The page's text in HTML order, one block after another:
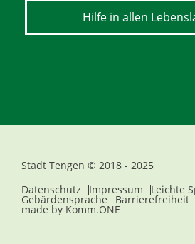
Hilfe in allen
Stadt Tengen © 2018 - 2025
Datenschutz
Impressum Leichte
Gebärdensprache Barrierefreiheit
made by Komm.ONE